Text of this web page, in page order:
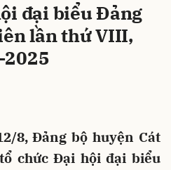
đại biểu Đảng
lần thứ VIII,
8, Đảng bộ huyện Cát
chức Đại hội đại biểu
Gửi